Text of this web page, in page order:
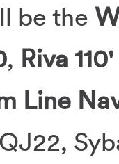
be the
, Riva
Line